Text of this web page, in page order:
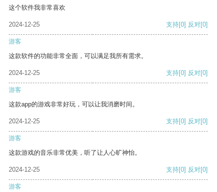
这个软件我非常喜欢
2024-12-25 支持[0] 反对[0]
游客
这款软件的功能非常全面，可以满足我所有需求。
2024-12-25 支持[0] 反对[0]
游客
这款app的游戏非常好玩，可以让我消磨时间。
2024-12-25 支持[0] 反对[0]
游客
这款游戏的音乐非常优美，听了让人心旷神怡。
2024-12-25 支持[0] 反对[0]
游客